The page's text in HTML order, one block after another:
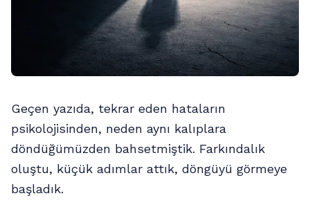
Geçen yazıda, tekrar eden hataların
psikolojisinden, neden aynı kalıplara
döndüğümüzden bahsetmiştik. Farkındalık
oluştu, küçük adımlar attık, döngüyü görmeye
başladık.